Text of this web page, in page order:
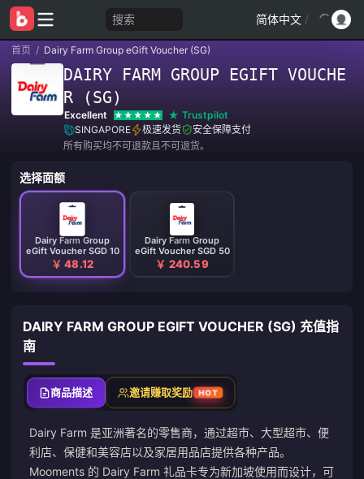
搜索 简体中文 /
首页 / Dairy Farm Group eGift Voucher (SG)
DAIRY FARM GROUP EGIFT VOUCHE
R (SG)
Excellent
Trustpilot
SINGAPORE
极速发货
安全保障支付
所有购买均不可退款且不可退货。
选择面额
Dairy Farm Group
eGift Voucher SGD 10
￥ 48.12
Dairy Farm Group
eGift Voucher SGD 50
￥ 240.59
DAIRY FARM GROUP EGIFT VOUCHER (SG) 充值指
南
商品描述 邀请赚取奖励 HOT
Dairy Farm 是亚洲著名的零售商，通过超市、大型超市、便
利店、保健和美容店以及家居用品店提供各种产品。
Mooments 的 Dairy Farm 礼品卡专为新加坡使用而设计，可